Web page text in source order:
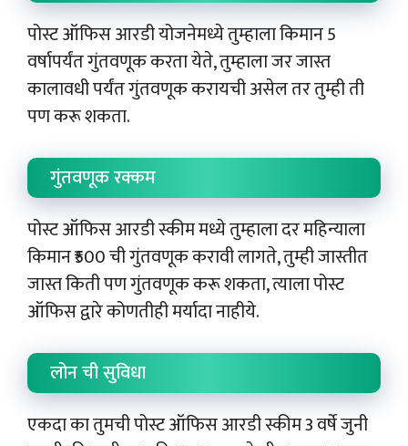
पोस्ट ऑफिस आरडी योजनेमध्ये तुम्हाला किमान 5
वर्षापर्यंत गुंतवणूक करता येते, तुम्हाला जर जास्त
कालावधी पर्यंत गुंतवणूक करायची असेल तर तुम्ही ती
पण करू शकता.
गुंतवणूक रक्कम
पोस्ट ऑफिस आरडी स्कीम मध्ये तुम्हाला दर महिन्याला
किमान ₹500 ची गुंतवणूक करावी लागते, तुम्ही जास्तीत
जास्त किती पण गुंतवणूक करू शकता, त्याला पोस्ट
ऑफिस द्वारे कोणतीही मर्यादा नाहीये.
लोन ची सुविधा
एकदा का तुमची पोस्ट ऑफिस आरडी स्कीम 3 वर्षे जुनी